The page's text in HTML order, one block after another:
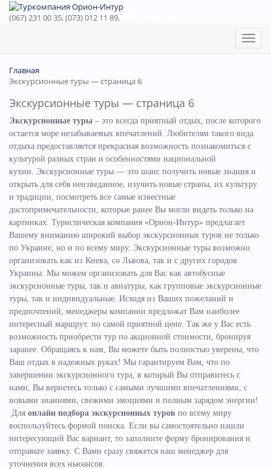
(067) 231 00 35, (073) 012 11 89,
Toggle
Главная
Экскурсионные туры — страница 6
Экскурсионные туры — страница 6
Экскурсионные туры – это всегда приятный отдых, после которого
остается море незабываемых впечатлений. Любителям такого вида
отдыха предоставляется прекрасная возможность познакомиться с
культурой разных стран и особенностями национальной
кухни. Экскурсионные туры — это шанс получить новые знания и
открыть для себя неизведанное, изучить новые страны, их культуру
и традиции, посмотреть все самые известные
достопримечательности, которые ранее Вы могли видеть только на
картинках. Туристическая компания «Орион-Интур» предлагает
Вашему вниманию широкий выбор экскурсионных туров не только
по Украине, но и по всему миру. Экскурсионные туры возможно
организовать как из Киева, со Львова, так и с других городов
Украины. Мы можем организовать для Вас как автобусные
экскурсионные туры, так и авиатуры, как групповые экскурсионные
туры, так и индивидуальные. Исходя из Ваших пожеланий и
предпочтений, менеджеры компании предложат Вам наиболее
интересный маршрут. по самой приятной цене. Так же у Вас есть
возможность приобрести тур по акционной стоимости, бронируя
заранее. Обращаясь к нам, Вы можете быть полностью уверены, что
Ваш отдых в надежных руках! Мы гарантируем Вам, что по
завершении экскурсионного тура, в который Вы отправитесь с
нами, Вы вернетесь только с самыми лучшими впечатлениями, с
новыми знаниями, свежими эмоциями и полным зарядом энергии!
Для онлайн подбора экскурсионных туров по всему миру
воспользуйтесь формой поиска. Если вы самостоятельно нашли
интересующий Вас вариант, то заполните форму бронирования и
отправьте заявку. С Вами сразу свяжется наш менеджер для
уточнения всех ньюансов.